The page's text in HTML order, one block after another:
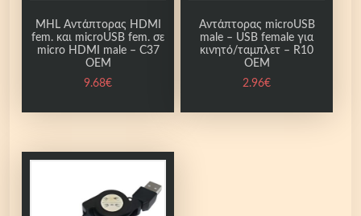
MHL Αντάπτορας HDMI
fem. και microUSB fem. σε
micro HDMI male – C37
OEM
9.68€
Αντάπτορας microUSB
male – USB female για
κινητό/ταμπλετ – R10
OEM
2.96€